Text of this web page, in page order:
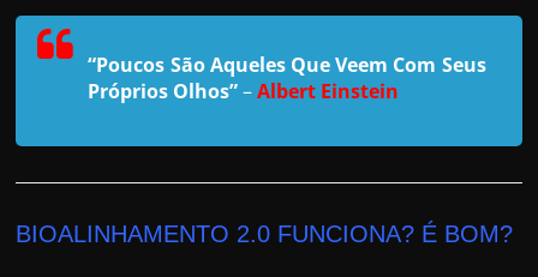
u
n
h
e
“Poucos São Aqueles Que Veem Com Seus
Próprios Olhos”–Albert Einstein
BIOALINHAMENTO 2.0 FUNCIONA? É BOM?